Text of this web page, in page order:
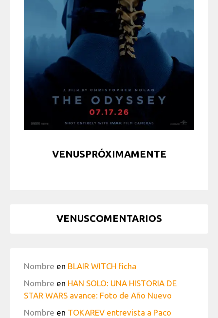
VENUSPRÓXIMAMENTE
VENUSCOMENTARIOS
Nombre en BLAIR WITCH ficha
Nombre en HAN SOLO: UNA HISTORIA DE
STAR WARS avance: Foto de Año Nuevo
Nombre en TOKAREV entrevista a Paco